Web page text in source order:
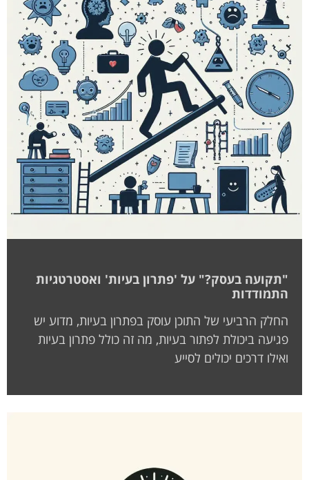
"תקועה בעסק?" על 'פתרון בעיות' ואסטרטגיות
התמודדות
החלק הרביעי של התוכן עוסק בפתרון בעיות, מדוע יש
פגיעה ביכולת לפתור בעיות, מה זה כולל פתרון בעיות
ואילו דרכים יכולים לסייע